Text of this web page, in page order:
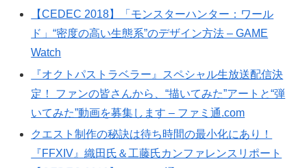
【CEDEC 2018】「モンスターハンター：ワール
ド」“密度の高い生態系”のデザイン方法 – GAME
Watch
『オクトパストラベラー』スペシャル生放送配信決
定！ ファンの皆さんから、“描いてみた”アートと“弾
いてみた”動画を募集します – ファミ通.com
クエスト制作の秘訣は待ち時間の最小化にあり！
『FFXIV』織田氏＆工藤氏カンファレンスリポート